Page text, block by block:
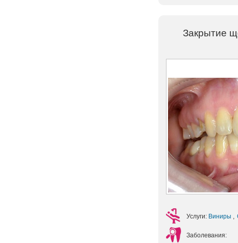
Закрытие
Услуги: Виниры ,
Заболевания: